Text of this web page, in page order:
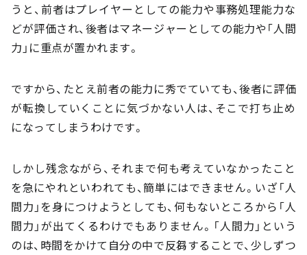
うと、前者はプレイヤーとしての能力や事務処理能力な
どが評価され、後者はマネージャーとしての能力や「人間
力」に重点が置かれます。
ですから、たとえ前者の能力に秀でていても、後者に評価
が転換していくことに気づかない人は、そこで打ち止め
になってしまうわけです。
しかし残念ながら、それまで何も考えていなかったこと
を急にやれといわれても、簡単にはできません。いざ「人
間力」を身につけようとしても、何もないところから「人
間力」が出てくるわけでもありません。「人間力」という
のは、時間をかけて自分の中で反芻することで、少しずつ